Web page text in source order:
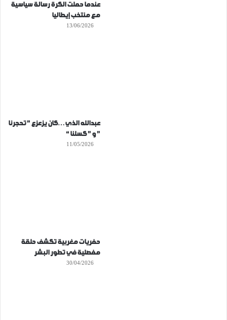
عندما حملت الكرة رسالة سياسية
مع منتخب إيطاليا
13/06/2026
عبدالله الذي…كان يزعزع ” تحجرنا
” و ” كسلنا “
11/05/2026
حفريات مغربية تكشف حلقة
مفصلية في تطور البشر
30/04/2026